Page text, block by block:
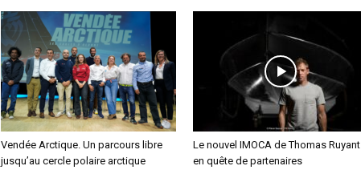
Vendée Arctique. Un parcours libre
jusqu’au cercle polaire arctique
Le nouvel IMOCA de Thomas Ruyant
en quête de partenaires